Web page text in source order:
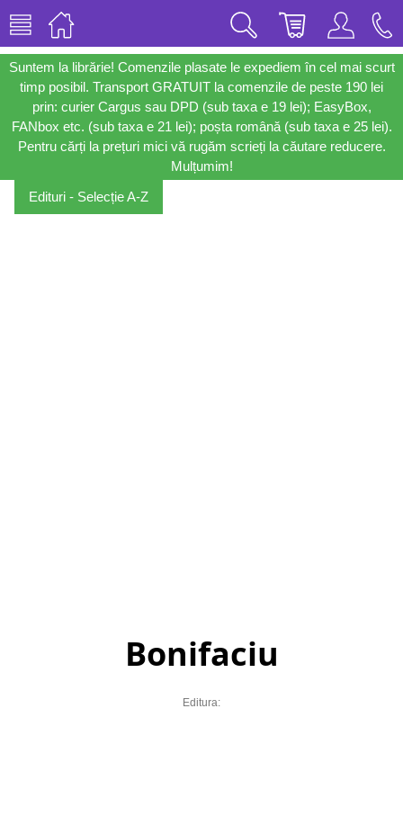
Suntem la librărie! Comenzile plasate le expediem în cel mai scurt
timp posibil. Transport GRATUIT la comenzile de peste 190 lei
prin: curier Cargus sau DPD (sub taxa e 19 lei); EasyBox,
FANbox etc. (sub taxa e 21 lei); poșta română (sub taxa e 25 lei).
Pentru cărți la prețuri mici vă rugăm scrieți la căutare reducere.
Mulțumim!
Edituri - Selecție A-Z
Bonifaciu
Editura: